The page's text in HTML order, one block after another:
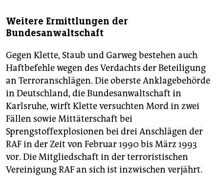
Weitere Ermittlungen der
Bundesanwaltschaft
Gegen Klette, Staub und Garweg bestehen auch
Haftbefehle wegen des Verdachts der Beteiligung
an Terroranschlägen. Die oberste Anklagebehörde
in Deutschland, die Bundesanwaltschaft in
Karlsruhe, wirft Klette versuchten Mord in zwei
Fällen sowie Mittäterschaft bei
Sprengstoffexplosionen bei drei Anschlägen der
RAF in der Zeit von Februar 1990 bis März 1993
vor. Die Mitgliedschaft in der terroristischen
Vereinigung RAF an sich ist inzwischen verjährt.